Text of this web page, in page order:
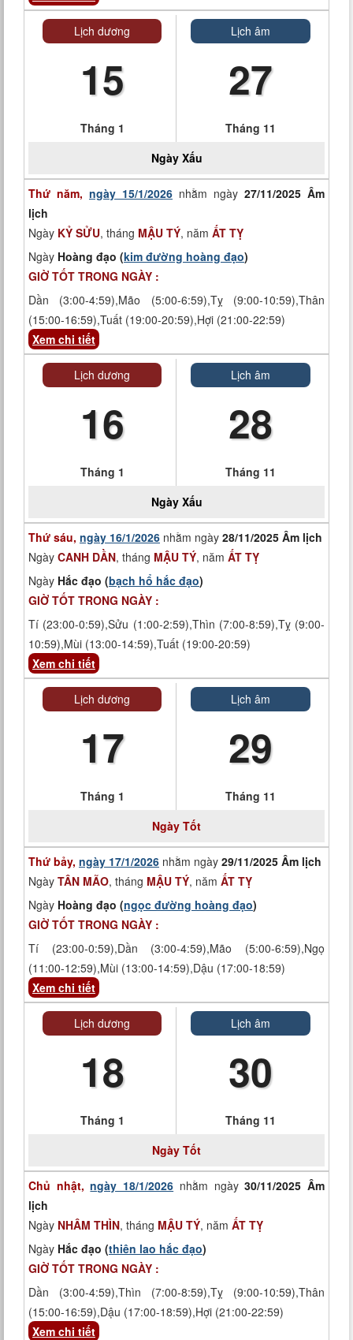
Lịch dương
15
Tháng 1
Lịch âm
27
Tháng 11
Ngày Xấu
Thứ năm, ngày 15/1/2026 nhằm ngày 27/11/2025 Âm
lịch
Ngày KỶ SỬU, tháng MẬU TÝ, năm ẤT TỴ
Ngày Hoàng đạo (kim đường hoàng đạo)
GIỜ TỐT TRONG NGÀY :
Dần (3:00-4:59),Mão (5:00-6:59),Tỵ (9:00-10:59),Thân
(15:00-16:59),Tuất (19:00-20:59),Hợi (21:00-22:59)
Xem chi tiết
Lịch dương
16
Tháng 1
Lịch âm
28
Tháng 11
Ngày Xấu
Thứ sáu, ngày 16/1/2026 nhằm ngày 28/11/2025 Âm lịch
Ngày CANH DẦN, tháng MẬU TÝ, năm ẤT TỴ
Ngày Hắc đạo (bạch hổ hắc đạo)
GIỜ TỐT TRONG NGÀY :
Tí (23:00-0:59),Sửu (1:00-2:59),Thìn (7:00-8:59),Tỵ (9:00-
10:59),Mùi (13:00-14:59),Tuất (19:00-20:59)
Xem chi tiết
Lịch dương
17
Tháng 1
Lịch âm
29
Tháng 11
Ngày Tốt
Thứ bảy, ngày 17/1/2026 nhằm ngày 29/11/2025 Âm lịch
Ngày TÂN MÃO, tháng MẬU TÝ, năm ẤT TỴ
Ngày Hoàng đạo (ngọc đường hoàng đạo)
GIỜ TỐT TRONG NGÀY :
Tí (23:00-0:59),Dần (3:00-4:59),Mão (5:00-6:59),Ngọ
(11:00-12:59),Mùi (13:00-14:59),Dậu (17:00-18:59)
Xem chi tiết
Lịch dương
18
Tháng 1
Lịch âm
30
Tháng 11
Ngày Tốt
Chủ nhật,ngày 18/1/2026 nhằm ngày30/11/2025 Âm
lịch
Ngày NHÂM THÌN, tháng MẬU TÝ, năm ẤT TỴ
Ngày Hắc đạo (thiên lao hắc đạo)
GIỜ TỐT TRONG NGÀY :
Dần (3:00-4:59),Thìn (7:00-8:59),Tỵ (9:00-10:59),Thân
(15:00-16:59),Dậu (17:00-18:59),Hợi (21:00-22:59)
Xem chi tiết